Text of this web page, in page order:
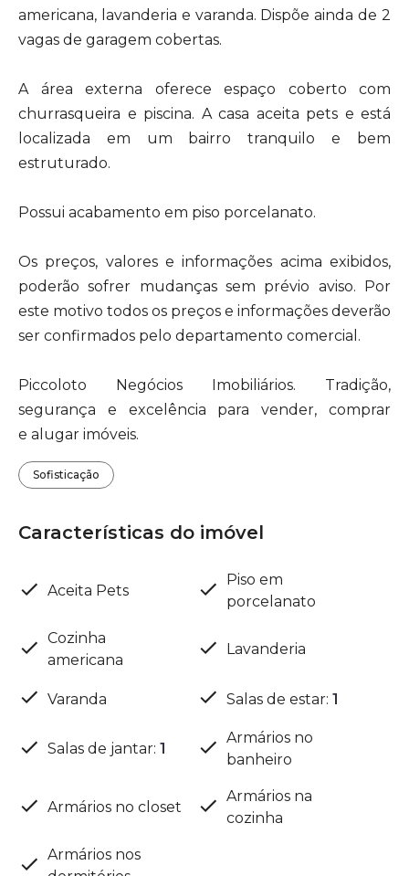
americana, lavanderia e varanda. Dispõe ainda de 2
vagas de garagem cobertas.
A área externa oferece espaço coberto com
churrasqueira e piscina. A casa aceita pets e está
localizada em um bairro tranquilo e bem
estruturado.
Possui acabamento em piso porcelanato.
Os preços, valores e informações acima exibidos,
poderão sofrer mudanças sem prévio aviso. Por
este motivo todos os preços e informações deverão
ser confirmados pelo departamento comercial.
Piccoloto Negócios Imobiliários. Tradição,
segurança e excelência para vender, comprar
e alugar imóveis.
Sofisticação
Características do imóvel
Aceita Pets
Piso em
porcelanato
Cozinha
americana
Lavanderia
Varanda Salas de estar: 1
Salas de jantar: 1
Armários no
banheiro
Armários no closet
Armários na
cozinha
Armários nos